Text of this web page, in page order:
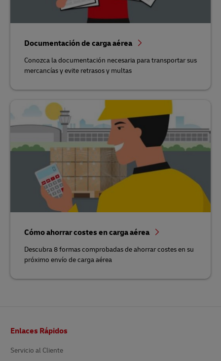
Documentación de carga aérea
Conozca la documentación necesaria para transportar sus
mercancías y evite retrasos y multas
Cómo ahorrar costes en carga aérea
Descubra 8 formas comprobadas de ahorrar costes en su
próximo envío de carga aérea
de
Enlaces Rápidos
Servicio al Cliente